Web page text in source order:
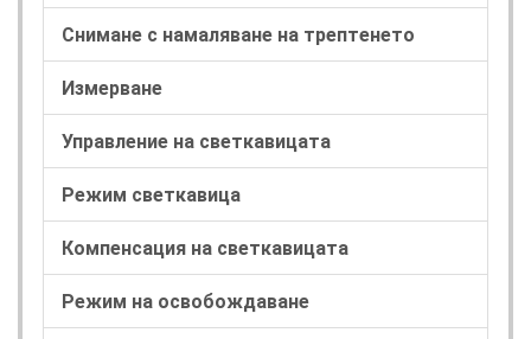
Снимане с намаляване на трептенето
Измерване
Управление на светкавицата
Режим светкавица
Компенсация на светкавицата
Режим на освобождаване